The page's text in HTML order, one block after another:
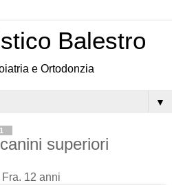
Balestro
e Ortodonzia
▼
superiori
Fra. 12 anni